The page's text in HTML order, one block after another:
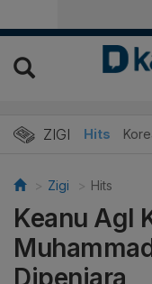
ZIGI Hits
Zigi Hits
Keanu Agl
Dipenjara